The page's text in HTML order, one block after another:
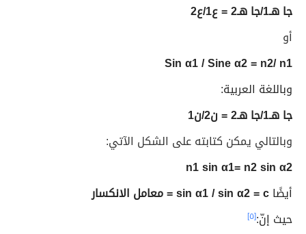
جا هـ1/جا هـ2 = ع1/ع2
أو
Sin α1 / Sine α2 = n2/ n1
وباللغة العربية:
جا هـ1/جا هـ2 = ن2/ن1
وبالتالي يمكن كتابته على الشكل الآتي:
n1 sin α1= n2 sin α2
أيضًا
حيث إنّ:[٥]